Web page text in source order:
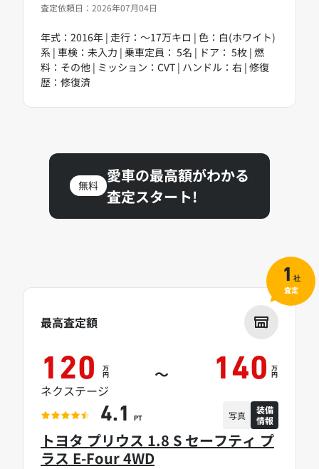
査定依頼日：2026年07月04日
年式：2016年 | 走行：～17万キロ | 色：白(ホワイト)
系 | 車検：未入力 | 乗車定員： 5名 | ドア： 5枚 | 燃
料：その他 | ミッション：CVT | ハンドル：右 | 修復
歴：修復済
無料
愛車の最高額がわかる
査定スタート!
トヨタ プリウス 1.8 S セーフティ プ
ラス E-Four 4WD
最高査定額
120 万
円 ～ 140 万
円
ネクステージ
4.1 PT 写真
装備
情報
1 社
査定